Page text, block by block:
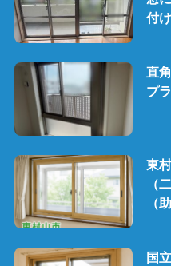
付け
直
プ
東
（
（
国